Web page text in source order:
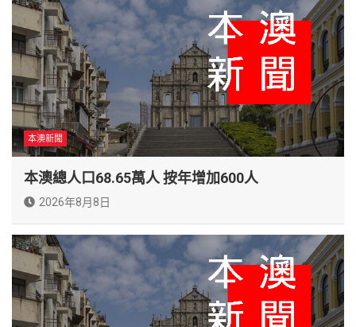
本澳新聞
本澳總人口68.65萬人 按年增加600人
2026年8月8日